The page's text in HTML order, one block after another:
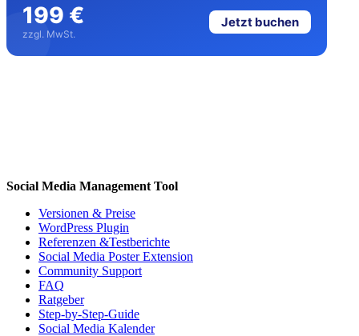
199 €
zzgl. MwSt.
Jetzt buchen
Social Media Management Tool
Versionen & Preise
WordPress Plugin
Referenzen &Testberichte
Social Media Poster Extension
Community Support
FAQ
Ratgeber
Step-by-Step-Guide
Social Media Kalender